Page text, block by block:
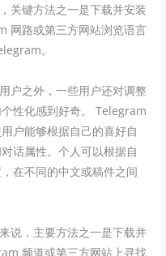
关键方法之一是下载并安装
网路或第三方网站浏览语言
。
户之外，一些用户还对调整
性化感到好奇。 Telegram
户能够根据自己的喜好自
话属性。个人可以根据自
在不同的中文或稿件之间
说，主要方法之一是下载并
频道或第三方网站上寻找